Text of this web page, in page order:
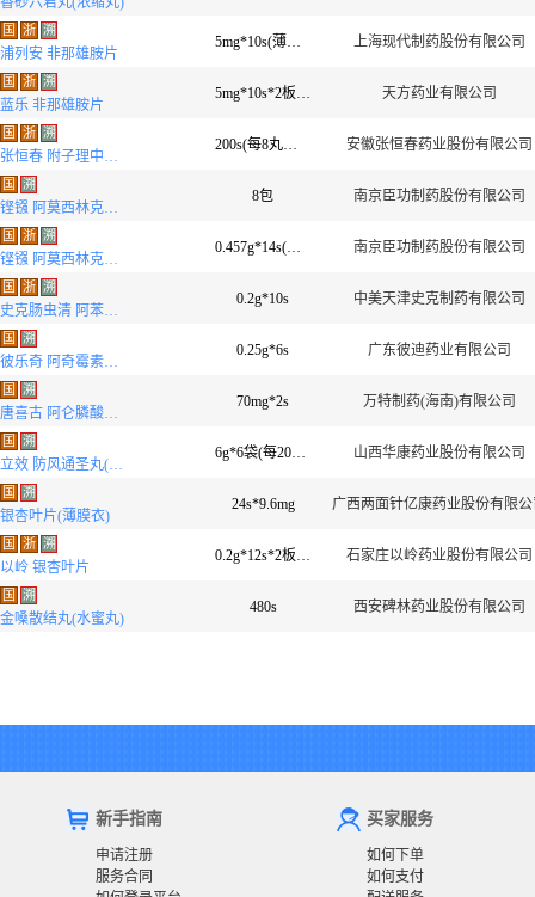
国 浙 溯
浦列安 非那雄胺片
5mg*10s(薄膜衣) 上海现代制药股份有限公司
国 浙 溯
蓝乐 非那雄胺片
5mg*10s*2板(薄膜衣) 天方药业有限公司
国 浙 溯
张恒春 附子理中丸(浓缩丸)(OTC)
200s(每8丸相当于原生药3g) 安徽张恒春药业股份有限公司
国 溯
铿镪 阿莫西林克拉维酸钾干混悬剂(7:1)
8包 南京臣功制药股份有限公司
国 浙 溯
铿镪 阿莫西林克拉维酸钾分散片
0.457g*14s(薄膜衣) 南京臣功制药股份有限公司
国 浙 溯
史克肠虫清 阿苯达唑片
0.2g*10s 中美天津史克制药有限公司
国 溯
彼乐奇 阿奇霉素分散片
0.25g*6s 广东彼迪药业有限公司
国 溯
唐喜古 阿仑膦酸钠片
70mg*2s 万特制药(海南)有限公司
国 溯
立效 防风通圣丸(水丸)
6g*6袋(每20丸重1克) 山西华康药业股份有限公司
国 溯
银杏叶片(薄膜衣)
24s*9.6mg 广西两面针亿康药业股份有限公
国 浙 溯
以岭 银杏叶片
0.2g*12s*2板(薄膜衣) 石家庄以岭药业股份有限公司
国 溯
金嗓散结丸(水蜜丸)
480s 西安碑林药业股份有限公司
新手指南
申请注册
服务合同
买家服务
如何下单
如何支付